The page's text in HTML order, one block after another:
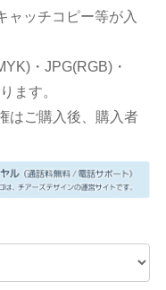
ャッチコピー等が入
・JPG(RGB)・
ます。
はご購入後、購入者